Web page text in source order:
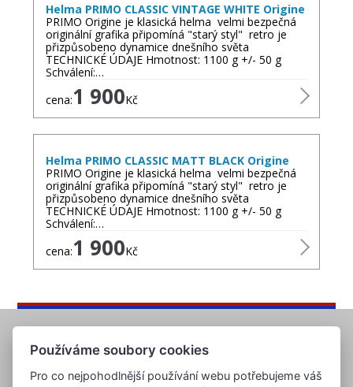
Helma PRIMO CLASSIC VINTAGE WHITE Origine
PRIMO Origine je klasická helma velmi bezpečná
originální grafika připomíná "starý styl" retro je
přizpůsobeno dynamice dnešního světa
TECHNICKÉ ÚDAJE Hmotnost: 1100 g +/- 50 g
Schválení:…
cena:1 900Kč
Helma PRIMO CLASSIC MATT BLACK Origine
PRIMO Origine je klasická helma velmi bezpečná
originální grafika připomíná "starý styl" retro je
přizpůsobeno dynamice dnešního světa
TECHNICKÉ ÚDAJE Hmotnost: 1100 g +/- 50 g
Schválení:…
cena:1 900Kč
Používáme soubory cookies
Pro co nejpohodlnější používání webu potřebujeme váš